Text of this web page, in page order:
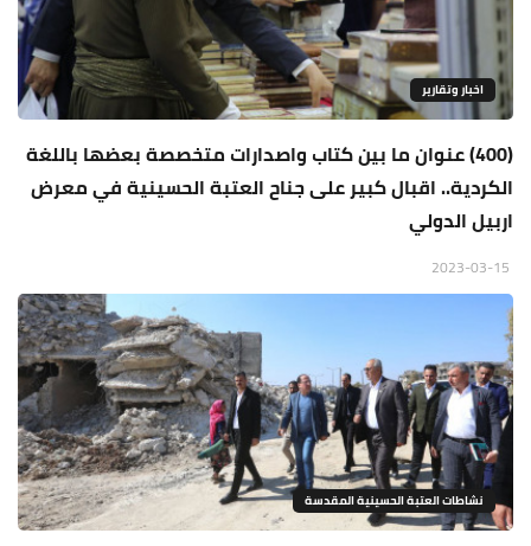
اخبار وتقارير
(400) عنوان ما بين كتاب واصدارات متخصصة بعضها باللغة
الكردية.. اقبال كبير على جناح العتبة الحسينية في معرض
اربيل الدولي
نشاطات العتبة الحسينية المقدسة